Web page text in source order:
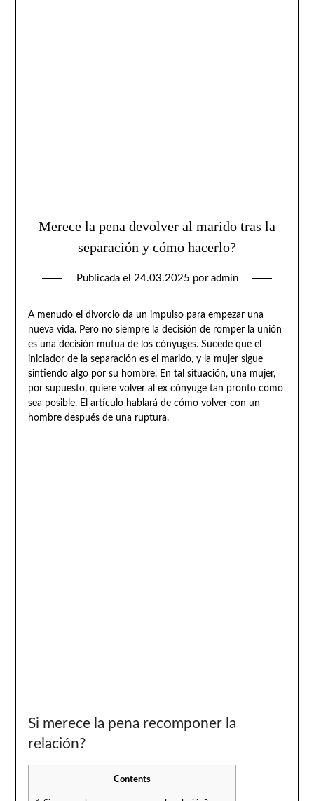
Merece la pena devolver al marido tras la
separación y cómo hacerlo?
Publicada el 24.03.2025 por admin
A menudo el divorcio da un impulso para empezar una
nueva vida. Pero no siempre la decisión de romper la unión
es una decisión mutua de los cónyuges. Sucede que el
iniciador de la separación es el marido, y la mujer sigue
sintiendo algo por su hombre. En tal situación, una mujer,
por supuesto, quiere volver al ex cónyuge tan pronto como
sea posible. El artículo hablará de cómo volver con un
hombre después de una ruptura.
Si merece la pena recomponer la
relación?
Contents